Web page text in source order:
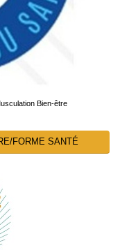
Bien-être
FORME SANTÉ